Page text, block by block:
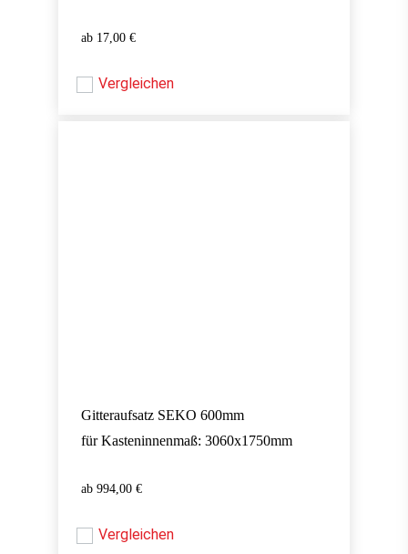
17,00 €
17,00
Vergleichen
Gitteraufsatz SEKO 600mm
für Kasteninnenmaß: 3060x1750mm
994,00 €
994,00
Vergleichen